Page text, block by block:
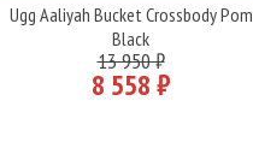
Ugg Aaliyah Bucket Crossbody Pom
Black
13 950 ₽
8 558 ₽